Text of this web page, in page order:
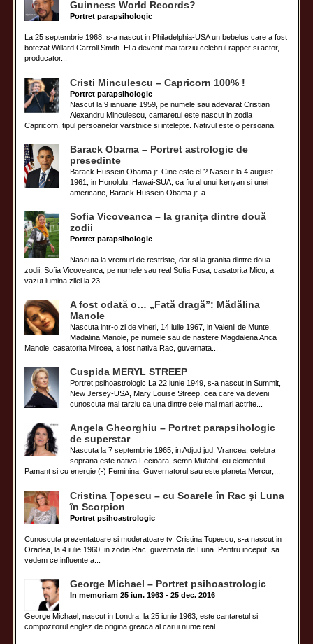
Guinness World Records?
Portret parapsihologic
La 25 septembrie 1968, s-a nascut in Philadelphia-USA un bebelus care a fost
botezat Willard Carroll Smith. El a devenit mai tarziu celebrul rapper si actor,
producator...
Cristi Minculescu – Capricorn 100% !
Portret parapsihologic
Nascut la 9 ianuarie 1959, pe numele sau adevarat Cristian
Alexandru Minculescu, cantaretul este nascut in zodia
Capricorn, tipul persoanelor varstnice si intelepte. Nativul este o persoana
Barack Obama – Portret astrologic de
presedinte
Barack Hussein Obama jr. Cine este el ? Nascut la 4 august
1961, in Honolulu, Hawai-SUA, ca fiu al unui kenyan si unei
americane, Barack Hussein Obama jr. a...
Sofia Vicoveanca – la graniţa dintre două
zodii
Portret parapsihologic
Nascuta la vremuri de restriste, dar si la granita dintre doua
zodii, Sofia Vicoveanca, pe numele sau real Sofia Fusa, casatorita Micu, a
vazut lumina zilei la 23...
A fost odată o… „Fată dragă”: Mădălina
Manole
Nascuta intr-o zi de vineri, 14 iulie 1967, in Valenii de Munte,
Madalina Manole, pe numele sau de nastere Magdalena Anca
Manole, casatorita Mircea, a fost nativa Rac, guvernata...
Cuspida MERYL STREEP
Portret psihoastrologic La 22 iunie 1949, s-a nascut in Summit,
New Jersey-USA, Mary Louise Streep, cea care va deveni
cunoscuta mai tarziu ca una dintre cele mai mari actrite...
Angela Gheorghiu – Portret parapsihologic
de superstar
Nascuta la 7 septembrie 1965, in Adjud jud. Vrancea, celebra
soprana este nativa Fecioara, semn Mutabil, cu elementul
Pamant si cu energie (-) Feminina. Guvernatorul sau este planeta Mercur,...
Cristina Ţopescu – cu Soarele în Rac şi Luna
în Scorpion
Portret psihoastrologic
Cunoscuta prezentatoare si moderatoare tv, Cristina Topescu, s-a nascut in
Oradea, la 4 iulie 1960, in zodia Rac, guvernata de Luna. Pentru inceput, sa
vedem ce influente a...
George Michael – Portret psihoastrologic
In memoriam 25 iun. 1963 - 25 dec. 2016
George Michael, nascut in Londra, la 25 iunie 1963, este cantaretul si
compozitorul englez de origina greaca al carui nume real...